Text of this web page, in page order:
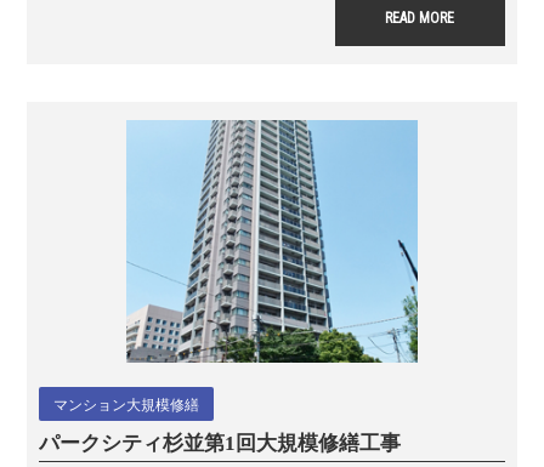
READ MORE
マンション大規模修繕
パークシティ杉並第1回大規模修繕工事